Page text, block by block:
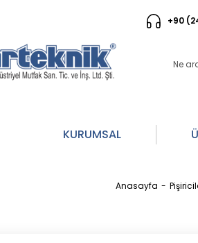
+90
KURUMSAL
Anasayfa